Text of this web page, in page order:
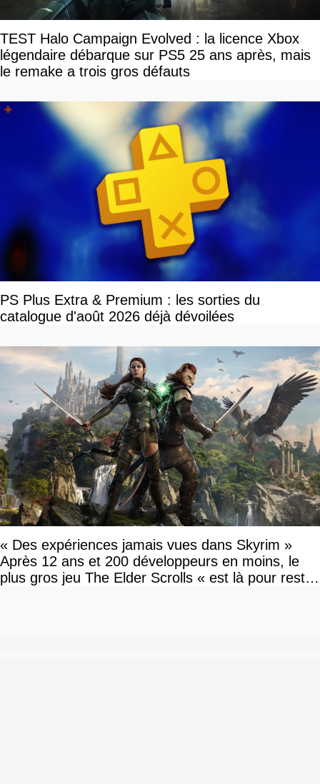
TEST Halo Campaign Evolved : la licence Xbox
légendaire débarque sur PS5 25 ans après, mais
le remake a trois gros défauts
PS Plus Extra & Premium : les sorties du
catalogue d'août 2026 déjà dévoilées
« Des expériences jamais vues dans Skyrim »
Après 12 ans et 200 développeurs en moins, le
plus gros jeu The Elder Scrolls « est là pour rester